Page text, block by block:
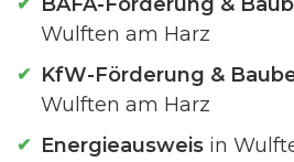
Wulften am Harz
KfW-Förderung &
Wulften am Harz
Energieausweis in